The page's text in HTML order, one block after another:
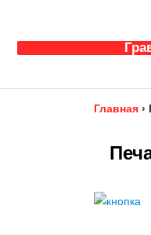
Главная ›